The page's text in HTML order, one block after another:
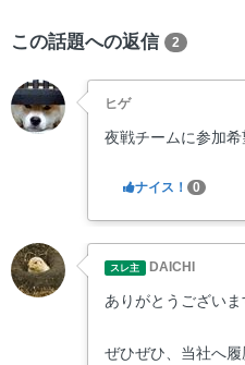
この話題への返信 2
ヒゲ
夜戦チームに参加希
ナイス！ 0
スレ主 DAICHI
ありがとうございま
ぜひぜひ、当社へ